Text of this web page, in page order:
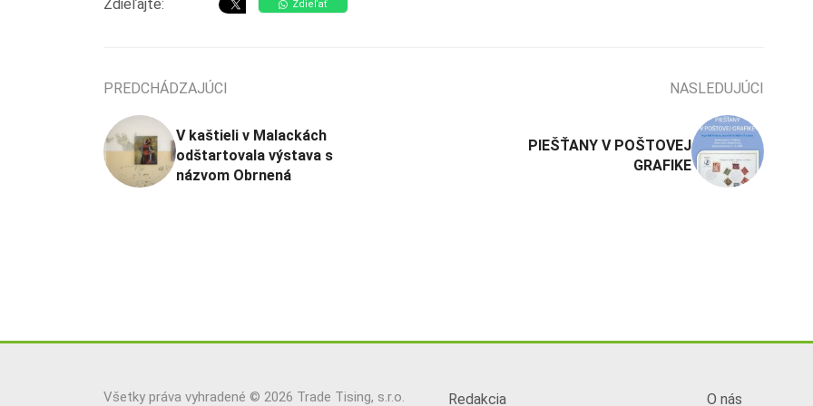
Zdieľajte: Zdieľať
PREDCHÁDZAJÚCI
V kaštieli v Malackách
odštartovala výstava s
názvom Obrnená
NASLEDUJÚCI
PIEŠŤANY V POŠTOVEJ
GRAFIKE
Všetky práva vyhradené © 2026 Trade Tising, s.r.o. Redakcia O nás